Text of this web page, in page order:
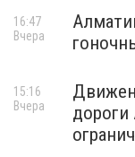
16:47
Вчера
15:16
Вчера